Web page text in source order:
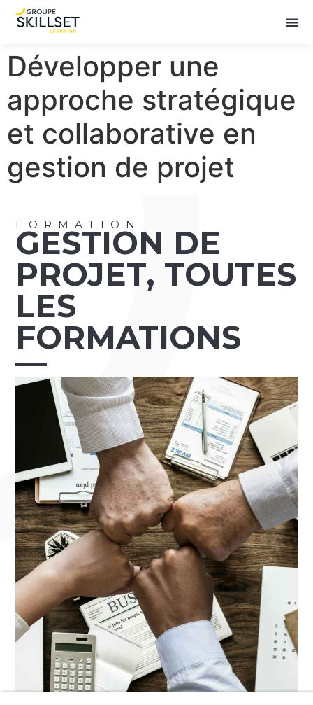
Développer une
approche stratégique
et collaborative en
gestion de projet
FORMATION
GESTION DE
PROJET, TOUTES
LES
FORMATIONS